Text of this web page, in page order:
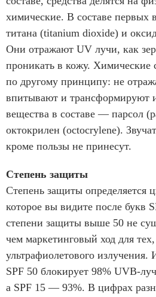
химические. В составе первых
титана (titanium dioxide) и
Они отражают UV лучи, как
проникать в кожу. Химические
по другому принципу: не
впитывают и трансформируют
вещества в составе — парсол
октокрилен (octocrylene).
кроме пользы не принесут.
Степень защиты
Степень защиты определяется
которое вы видите после букв
степени защиты выше 50 не
чем маркетинговый ход для
ультрафиолетового
SPF 50 блокирует 98% UVB-
а SPF 15 — 93%. В цифрах